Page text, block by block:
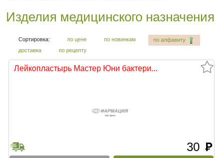
Изделия медицинского назначения
Сортировка: по цене по новинкам
по алфавиту
доставка
по рецепту
Лейкопластырь Мастер Юни бактери...
30 руб